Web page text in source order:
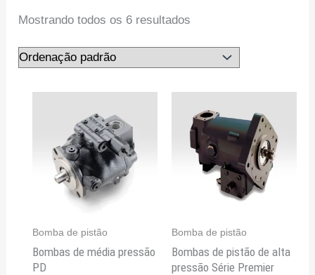
Mostrando todos os 6 resultados
Bomba de pistão
Bombas de média pressão
PD
Bomba de pistão
Bombas de pistão de alta
pressão Série Premier